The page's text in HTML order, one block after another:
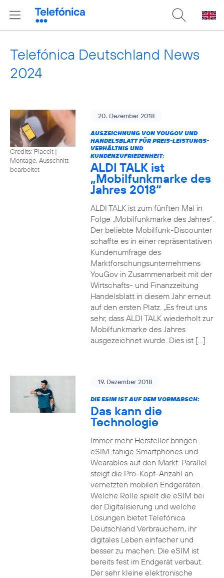
Telefónica Deutschland News
2024
Credits: Placeit |
Montage, Ausschnitt
bearbeitet
20. Dezember 2018
AUSZEICHNUNG VON YOUGOV UND
HANDELSBLATT FÜR PREIS-LEISTUNGS-
VERHÄLTNIS UND
KUNDENZUFRIEDENHEIT:
ALDI TALK ist
„Mobilfunkmarke des
Jahres 2018“
ALDI TALK ist zum fünften Mal in
Folge „Mobilfunkmarke des Jahres“.
Der beliebte Mobilfunk-Discounter
schaffte es in einer repräsentativen
Kundenumfrage des
Marktforschungsunternehmens
YouGov in Zusammenarbeit mit der
Wirtschafts- und Finanzzeitung
Handelsblatt in diesem Jahr erneut
auf den ersten Platz. „Es freut uns
sehr, dass ALDI TALK wiederholt zur
Mobilfunkmarke des Jahres
ausgezeichnet wurde. Dies ist […]
19. Dezember 2018
DIE ESIM IST AUF DEM VORMARSCH:
Das kann die
Technologie
Immer mehr Hersteller bringen
eSIM-fähige Smartphones und
Wearables auf den Markt. Parallel
steigt die Pro-Kopf-Anzahl an
vernetzten mobilen Endgeräten.
Welche Rolle spielt die eSIM bei
der Digitalisierung und welche
Lösungen bietet Telefónica
Deutschland Verbrauchern, ihr
digitales Leben einfacher und
besser zu machen. Die eSIM ist
bereits fest im Endgerät verbaut.
Der sehr kleine elektronische